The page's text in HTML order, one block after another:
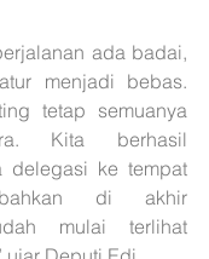
ada badai,
menjadi bebas.
tetap semuanya
Kita berhasil
delegasi ke tempat
di akhir
mulai terlihat